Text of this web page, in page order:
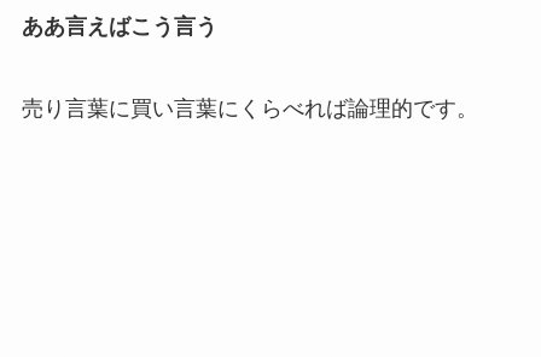
ああ言えばこう言う
売り言葉に買い言葉にくらべれば論理的です。